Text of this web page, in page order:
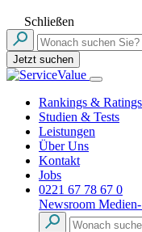
Schließen
Jetzt suchen
Rankings & Ratings
Studien & Tests
Leistungen
Über Uns
Kontakt
Jobs
0221 67 78 67 0
Newsroom